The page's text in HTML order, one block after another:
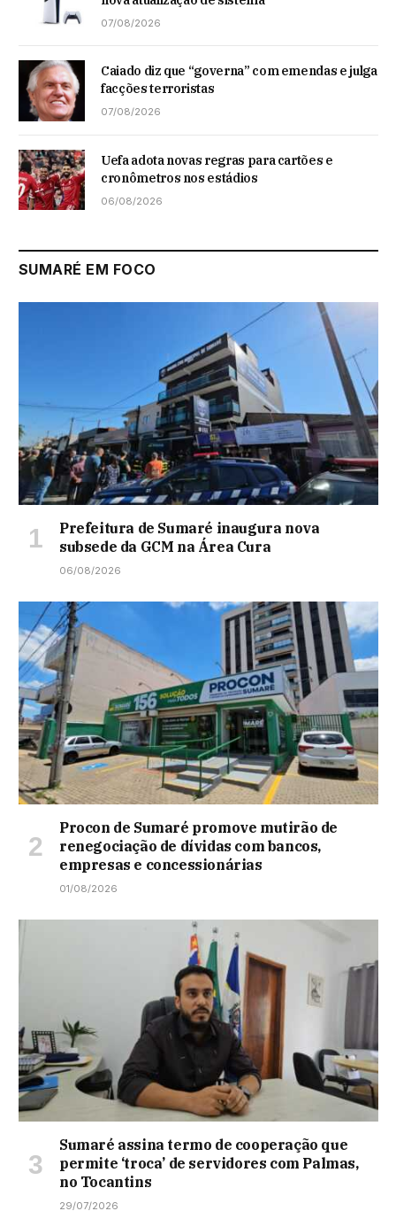
07/08/2026
Caiado diz que “governa” com emendas e julga
facções terroristas
07/08/2026
Uefa adota novas regras para cartões e
cronômetros nos estádios
06/08/2026
SUMARÉ EM FOCO
Prefeitura de Sumaré inaugura nova
subsede da GCM na Área Cura
06/08/2026
Procon de Sumaré promove mutirão de
renegociação de dívidas com bancos,
empresas e concessionárias
01/08/2026
Sumaré assina termo de cooperação que
permite ‘troca’ de servidores com Palmas,
no Tocantins
29/07/2026